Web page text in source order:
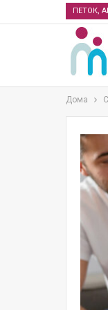
ПЕТОК,
Дома